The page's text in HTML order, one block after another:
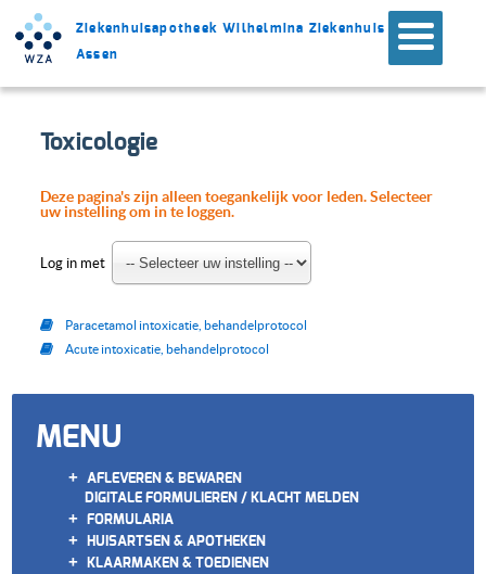
Ziekenhuisapotheek Wilhelmina Ziekenhuis
Assen
Toxicologie
Deze pagina's zijn alleen toegankelijk voor leden. Selecteer
uw instelling om in te loggen.
Log in met
Paracetamol intoxicatie, behandelprotocol
Acute intoxicatie, behandelprotocol
MENU
+ AFLEVEREN & BEWAREN
DIGITALE FORMULIEREN / KLACHT MELDEN
+ FORMULARIA
+ HUISARTSEN & APOTHEKEN
+ KLAARMAKEN & TOEDIENEN